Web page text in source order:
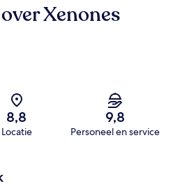
Xenones
8,8
Locatie
9,8
Personeel en service